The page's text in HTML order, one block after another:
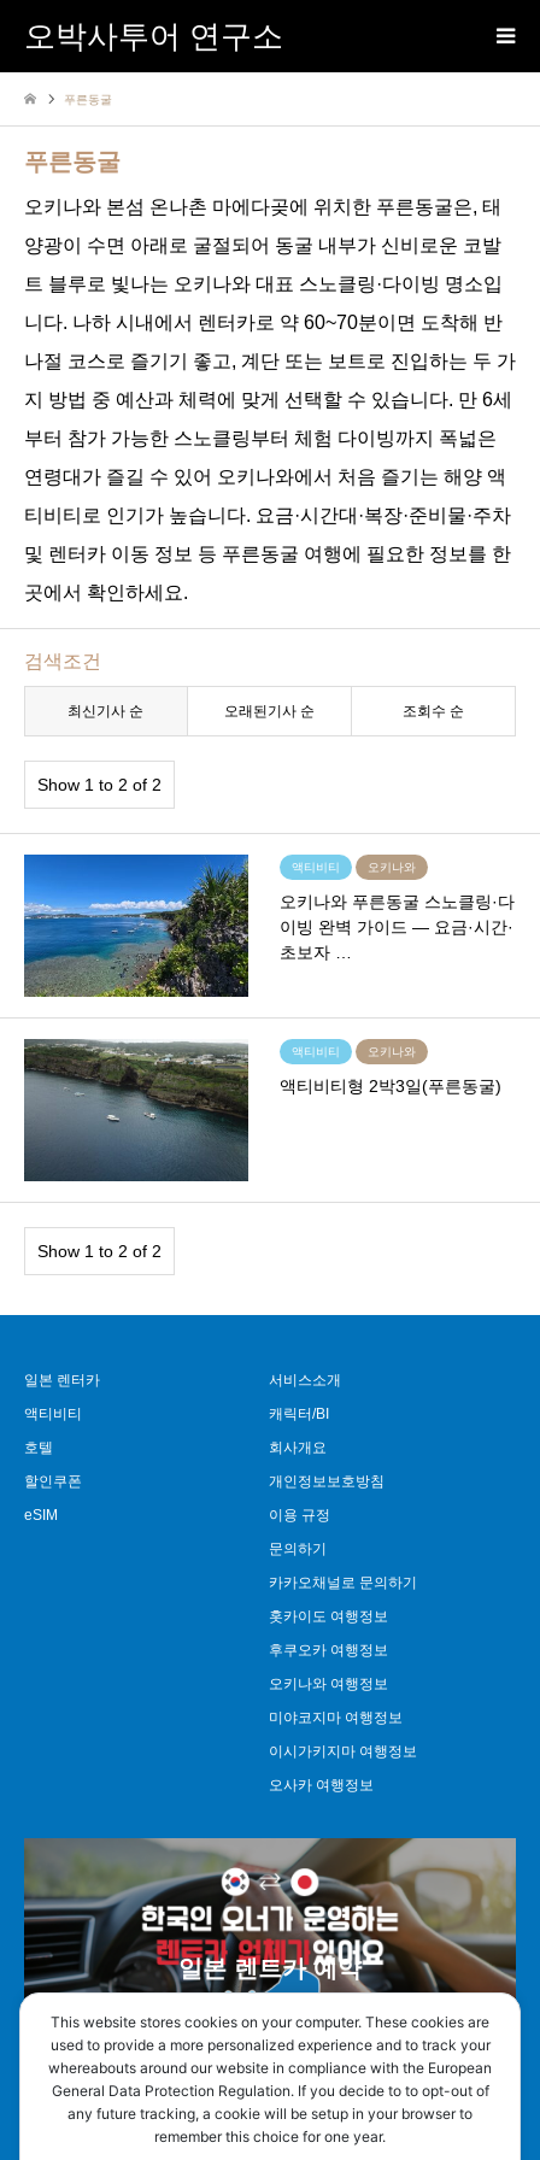
오박사투어 연구소
푸른동굴
푸른동굴
오키나와 본섬 온나촌 마에다곶에 위치한 푸른동굴은, 태
양광이 수면 아래로 굴절되어 동굴 내부가 신비로운 코발
트 블루로 빛나는 오키나와 대표 스노클링·다이빙 명소입
니다. 나하 시내에서 렌터카로 약 60~70분이면 도착해 반
나절 코스로 즐기기 좋고, 계단 또는 보트로 진입하는 두 가
지 방법 중 예산과 체력에 맞게 선택할 수 있습니다. 만 6세
부터 참가 가능한 스노클링부터 체험 다이빙까지 폭넓은
연령대가 즐길 수 있어 오키나와에서 처음 즐기는 해양 액
티비티로 인기가 높습니다. 요금·시간대·복장·준비물·주차
및 렌터카 이동 정보 등 푸른동굴 여행에 필요한 정보를 한
곳에서 확인하세요.
검색조건
최신기사 순 오래된기사 순 조회수 순
Show 1 to 2 of 2
액티비티 오키나와
오키나와 푸른동굴 스노클링·다
이빙 완벽 가이드 — 요금·시간·
초보자 …
액티비티 오키나와
액티비티형 2박3일(푸른동굴)
Show 1 to 2 of 2
일본 렌터카
액티비티
호텔
할인쿠폰
eSIM
서비스소개
캐릭터/BI
회사개요
개인정보보호방침
이용 규정
문의하기
카카오채널로 문의하기
홋카이도 여행정보
후쿠오카 여행정보
오키나와 여행정보
미야코지마 여행정보
이시가키지마 여행정보
오사카 여행정보
일본 렌트카 예약
오박사투어 연구소
This website stores cookies on your computer. These cookies are
used to provide a more personalized experience and to track your
whereabouts around our website in compliance with the European
General Data Protection Regulation. If you decide to to opt-out of
any future tracking, a cookie will be setup in your browser to
remember this choice for one year.